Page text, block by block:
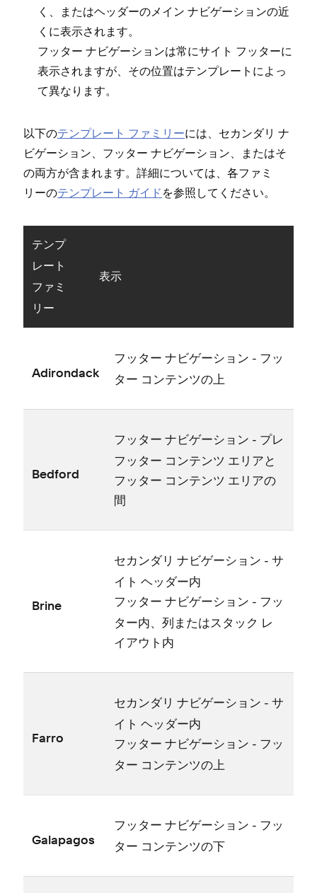
く⁠、またはヘ⁠ッダ⁠ーのメイン ナビゲ⁠ーシ⁠ョンの近
くに表示されます⁠。
フ⁠ッタ⁠ー ナビゲ⁠ーシ⁠ョンは常にサイト フ⁠ッタ⁠ーに
表示されますが⁠、その位置はテンプレ⁠ートによ⁠っ
て異なります⁠。
以下のテンプレ⁠ート フ⁠ァミリ⁠ーには⁠、セカンダリ ナ
ビゲ⁠ーシ⁠ョン⁠、フ⁠ッタ⁠ー ナビゲ⁠ーシ⁠ョン⁠、またはそ
の両方が含まれます⁠。詳細については⁠、各フ⁠ァミ
リ⁠ーのテンプレ⁠ート ガイド を参照してください⁠。
テンプ
レ⁠ート
フ⁠ァミ
リ⁠ー
表示
Adirondack
フ⁠ッタ⁠ー ナビゲ⁠ーシ⁠ョン - フ⁠ッ
タ⁠ー コンテンツの上
Bedford
フ⁠ッタ⁠ー ナビゲ⁠ーシ⁠ョン - プレ
フ⁠ッタ⁠ー コンテンツ エリアと
フ⁠ッタ⁠ー コンテンツ エリアの
間
Brine
セカンダリ ナビゲ⁠ーシ⁠ョン - サ
イト ヘ⁠ッダ⁠ー内
フ⁠ッタ⁠ー ナビゲ⁠ーシ⁠ョン - フ⁠ッ
タ⁠ー内⁠、列またはスタ⁠ック レ
イアウト内
Farro
セカンダリ ナビゲ⁠ーシ⁠ョン - サ
イト ヘ⁠ッダ⁠ー内
フ⁠ッタ⁠ー ナビゲ⁠ーシ⁠ョン - フ⁠ッ
タ⁠ー コンテンツの上
Galapagos
フ⁠ッタ⁠ー ナビゲ⁠ーシ⁠ョン - フ⁠ッ
タ⁠ー コンテンツの下